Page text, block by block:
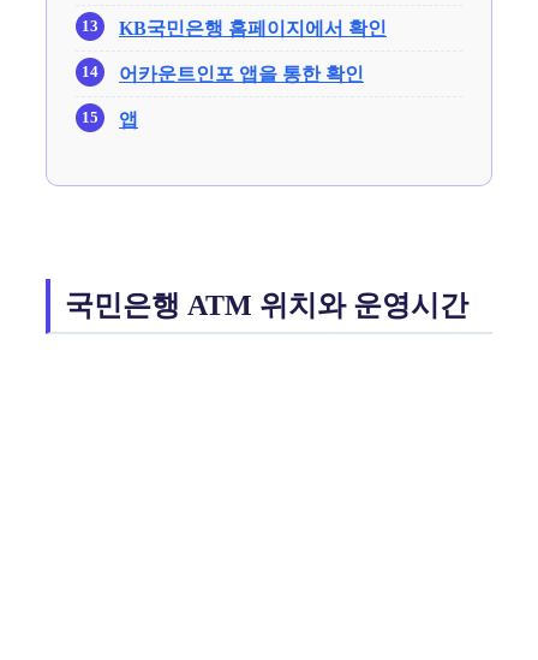
KB국민은행 홈페이지에서 확인
어카운트인포 앱을 통한 확인
앱
국민은행 ATM 위치와 운영시간